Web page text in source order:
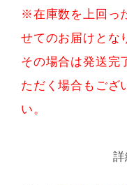
※在庫数を上回っ
せてのお届けとな
その場合は発送完
ただく場合もござ
い。